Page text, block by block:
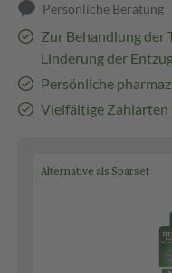
Persönliche Beratung
Zur Behandlung der
Linderung der
Persönliche
Vielfältige Zahlarten
Alternative als Sparset